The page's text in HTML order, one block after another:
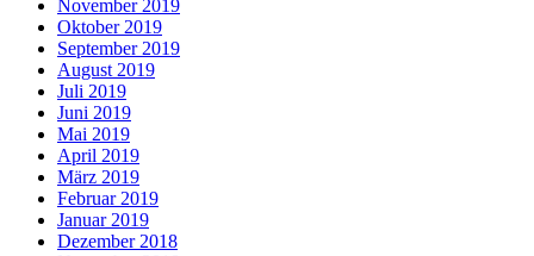
November 2019
Oktober 2019
September 2019
August 2019
Juli 2019
Juni 2019
Mai 2019
April 2019
März 2019
Februar 2019
Januar 2019
Dezember 2018